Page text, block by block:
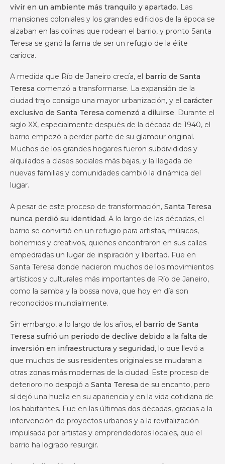
vivir en un ambiente más tranquilo y apartado. Las
mansiones coloniales y los grandes edificios de la época se
alzaban en las colinas que rodean el barrio, y pronto Santa
Teresa se ganó la fama de ser un refugio de la élite
carioca.
A medida que Río de Janeiro crecía, el barrio de Santa
Teresa comenzó a transformarse. La expansión de la
ciudad trajo consigo una mayor urbanización, y el carácter
exclusivo de Santa Teresa comenzó a diluirse. Durante el
siglo XX, especialmente después de la década de 1940, el
barrio empezó a perder parte de su glamour original.
Muchos de los grandes hogares fueron subdivididos y
alquilados a clases sociales más bajas, y la llegada de
nuevas familias y comunidades cambió la dinámica del
lugar.
A pesar de este proceso de transformación, Santa Teresa
nunca perdió su identidad. A lo largo de las décadas, el
barrio se convirtió en un refugio para artistas, músicos,
bohemios y creativos, quienes encontraron en sus calles
empedradas un lugar de inspiración y libertad. Fue en
Santa Teresa donde nacieron muchos de los movimientos
artísticos y culturales más importantes de Río de Janeiro,
como la samba y la bossa nova, que hoy en día son
reconocidos mundialmente.
Sin embargo, a lo largo de los años, el barrio de Santa
Teresa sufrió un periodo de declive debido a la falta de
inversión en infraestructura y seguridad, lo que llevó a
que muchos de sus residentes originales se mudaran a
otras zonas más modernas de la ciudad. Este proceso de
deterioro no despojó a Santa Teresa de su encanto, pero
sí dejó una huella en su apariencia y en la vida cotidiana de
los habitantes. Fue en las últimas dos décadas, gracias a la
intervención de proyectos urbanos y a la revitalización
impulsada por artistas y emprendedores locales, que el
barrio ha logrado resurgir.